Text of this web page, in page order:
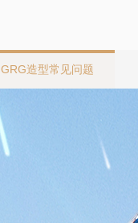
GRG造型常见问题